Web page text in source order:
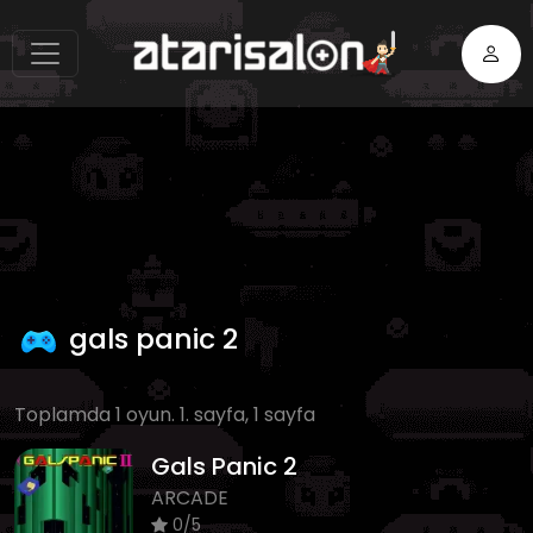
gals panic 2
Toplamda 1 oyun. 1. sayfa, 1 sayfa
Gals Panic 2
ARCADE
0/5